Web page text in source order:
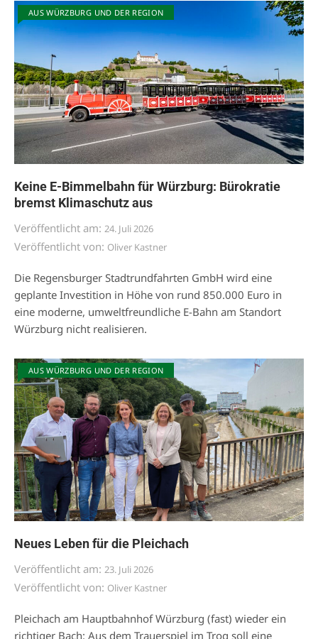
AUS WÜRZBURG UND DER REGION
Keine E-Bimmelbahn für Würzburg: Bürokratie
bremst Klimaschutz aus
Veröffentlicht am: 24. Juli 2026
Veröffentlicht von: Oliver Kastner
Die Regensburger Stadtrundfahrten GmbH wird eine
geplante Investition in Höhe von rund 850.000 Euro in
eine moderne, umweltfreundliche E-Bahn am Standort
Würzburg nicht realisieren.
AUS WÜRZBURG UND DER REGION
Neues Leben für die Pleichach
Veröffentlicht am: 23. Juli 2026
Veröffentlicht von: Oliver Kastner
Pleichach am Hauptbahnhof Würzburg (fast) wieder ein
richtiger Bach: Aus dem Trauerspiel im Trog soll eine